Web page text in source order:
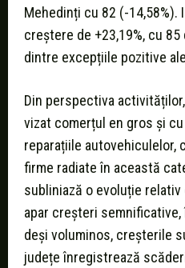
Mehedinți cu 82 (-14,58%).
creștere de +23,19%, cu
dintre excepțiile pozitive
Din perspectiva
vizat comerțul en gros și
reparațiile autovehiculelor,
firme radiate în această
subliniază o evoluție
apar creșteri
deși voluminos, creșterile
județe înregistrează